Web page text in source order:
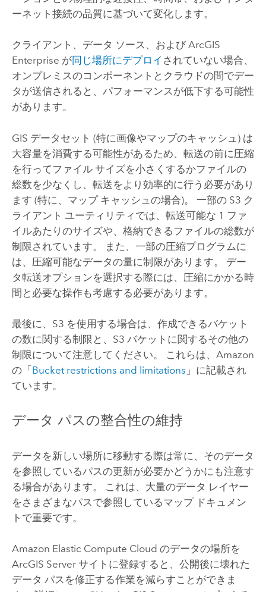
ーネット接続の品質に基づいて変化します。
クライアント、データ ソース、および ArcGIS
Enterprise が同じ場所にデプロイ されていない場合、
オンプレミスのコンポーネントとクラウドの間でデー
タが送信されると、パフォーマンスが低下する可能性
があります。
GIS データセット (特に画像やマップのキャッシュ) は
大容量を消費する可能性があるため、転送の前に圧縮
を行ってファイル サイズを小さくするかファイルの
総数を少なくし、転送をより効率的に行う必要があり
ます (特に、マップ キャッシュの場合)。 一部の S3 ク
ライアント ユーティリティでは、転送可能な 1 ファ
イルあたりのサイズや、格納できるファイルの総数が
制限されています。 また、一部の圧縮プログラムに
は、圧縮可能なデータの量に制限があります。 デー
タ転送オプションを選択する際には、圧縮にかかる時
間と必要な操作も考慮する必要があります。
最後に、 S3 を使用する場合は、作成できるバケット
の数に関する制限と、 S3 バケットに関するその他の
制限について注意してください。 これらは、 Amazon
の「 Bucket restrictions and limitations 」に記載され
ています。
データ パスの整合性の維持
データを新しい場所に移動する際は常に、そのデータ
を参照しているパスの更新が必要かどうかにも注意す
る場合があります。 これは、大量のデータ レイヤー
をさまざまなパスで参照しているマップ ドキュメン
トで重要です。
Amazon Elastic Compute Cloud のデータの場所を
ArcGIS Serverサイトに登録すると、公開後に壊れた
データ パスを修正する作業を減らすことができま